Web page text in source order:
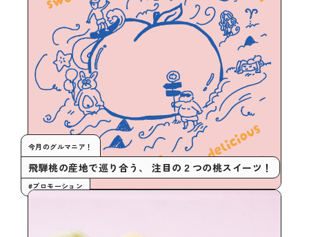
今月のグルマニア！
飛騨桃の産地で巡り合う、 注目の２つの桃スイーツ！
#プロモーション